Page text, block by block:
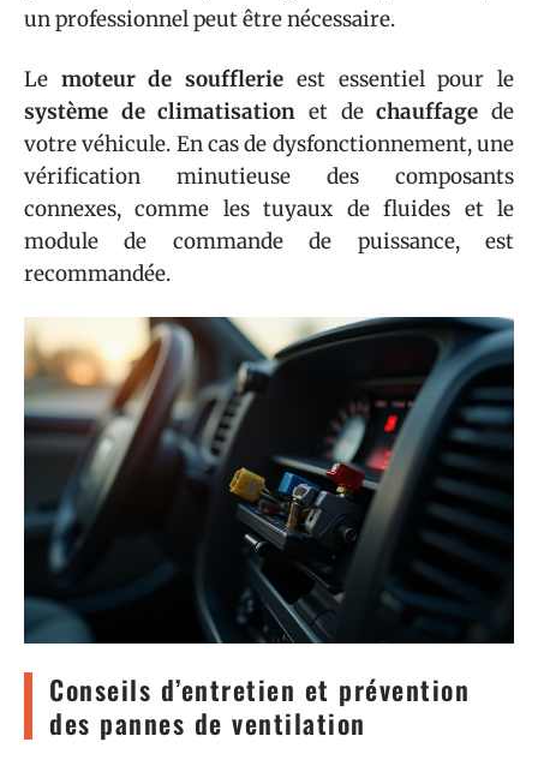
un professionnel peut être nécessaire.
Le moteur de soufflerie est essentiel pour le
système de climatisation et dechauffage de
votre véhicule. En cas de dysfonctionnement, une
vérification minutieuse des composants
connexes, comme les tuyaux de fluides et le
module de commande de puissance, est
recommandée.
Conseils d’entretien et prévention
des pannes de ventilation